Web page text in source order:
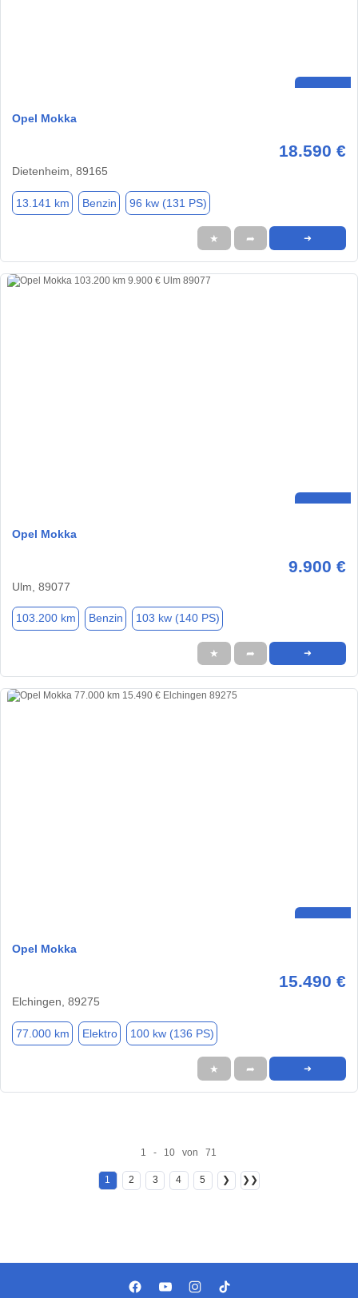
Opel Mokka
18.590 €
Dietenheim, 89165
13.141 km Benzin 96 kw (131 PS)
★ ➦ ➜
Opel Mokka
9.900 €
Ulm, 89077
103.200 km Benzin 103 kw (140 PS)
★ ➦ ➜
Opel Mokka
15.490 €
Elchingen, 89275
77.000 km Elektro 100 kw (136 PS)
★ ➦ ➜
1 - 10 von 71
1 2 3 4 5 ❯ ❯❯